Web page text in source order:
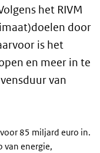
het RIVM
door
is het
en meer in te
van
85 miljard euro in.
van energie,